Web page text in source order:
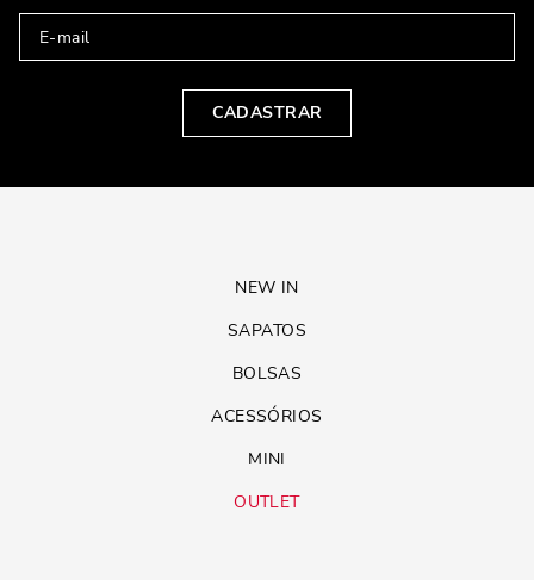
CADASTRAR
NEW IN
SAPATOS
BOLSAS
ACESSÓRIOS
MINI
OUTLET